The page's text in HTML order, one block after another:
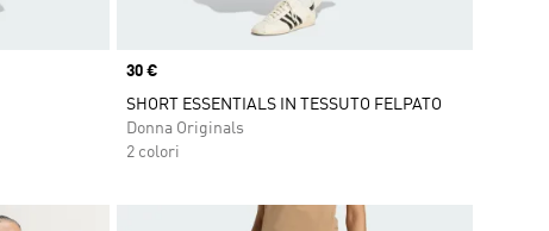
Price
30 €
SHORT ESSENTIALS IN TESSUTO FELPATO
Donna Originals
2 colori